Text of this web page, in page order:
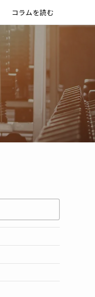
コラムを読む